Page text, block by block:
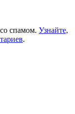
спамом. Узнайте,
.